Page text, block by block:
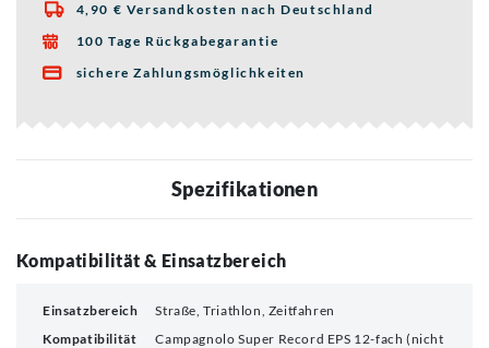
 4,90 € Versandkosten nach Deutschland
 100 Tage Rückgabegarantie
 sichere Zahlungsmöglichkeiten
Spezifikationen
Kompatibilität & Einsatzbereich
Einsatzbereich
Straße, Triathlon, Zeitfahren
Kompatibilität
Campagnolo Super Record EPS 12-fach (nicht